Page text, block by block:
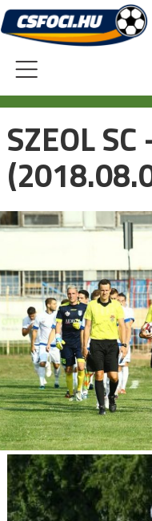
Skip
to
content
SZEOL